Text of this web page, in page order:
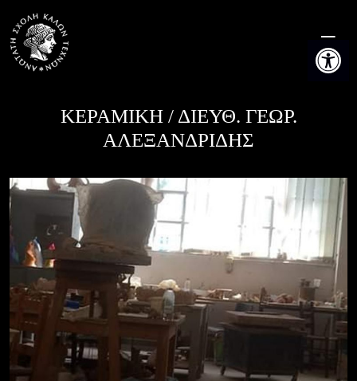
Ανοίξτε
content
ΚΕΡΑΜΙΚΗ / ΔΙΕΥΘ. ΓΕΩΡ.
ΑΛΕΞΑΝΔΡΙΔΗΣ